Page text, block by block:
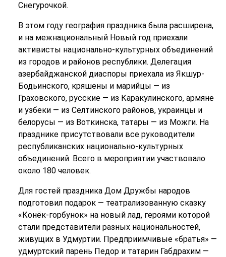
Снегурочкой.
В этом году география праздника была расширена,
и на межнациональный Новый год приехали
активисты национально-культурных объединений
из городов и районов республики. Делегация
азербайджанской диаспоры приехала из Якшур-
Бодьинского, кряшены и марийцы — из
Граховского, русские — из Каракулинского, армяне
и узбеки — из Селтинского районов, украинцы и
белорусы — из Воткинска, татары — из Можги. На
празднике присутствовали все руководители
республиканских национально-культурных
объединений. Всего в мероприятии участвовало
около 180 человек.
Для гостей праздника Дом Дружбы народов
подготовил подарок — театрализованную сказку
«Конёк-горбунок» на новый лад, героями которой
стали представители разных национальностей,
живущих в Удмуртии. Предприимчивые «братья» —
удмуртский парень Педор и татарин Габдрахим —